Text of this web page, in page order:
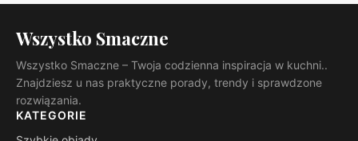
Wszystko Smaczne
Wszystko Smaczne – Twoja codzienna inspiracja w kuchni..
Znajdziesz u nas praktyczne porady, trendy i sprawdzone
rozwiązania.
KATEGORIE